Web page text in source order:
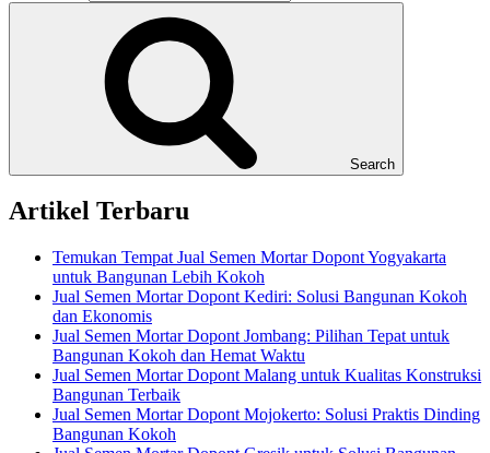
Search
Artikel Terbaru
Temukan Tempat Jual Semen Mortar Dopont Yogyakarta
untuk Bangunan Lebih Kokoh
Jual Semen Mortar Dopont Kediri: Solusi Bangunan Kokoh
dan Ekonomis
Jual Semen Mortar Dopont Jombang: Pilihan Tepat untuk
Bangunan Kokoh dan Hemat Waktu
Jual Semen Mortar Dopont Malang untuk Kualitas Konstruksi
Bangunan Terbaik
Jual Semen Mortar Dopont Mojokerto: Solusi Praktis Dinding
Bangunan Kokoh